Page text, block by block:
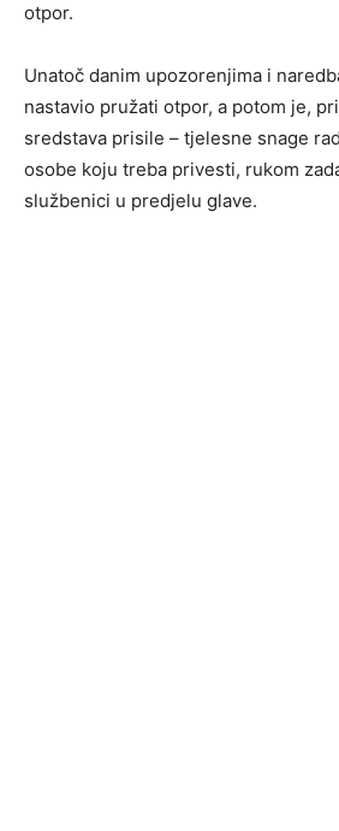
otpor.
Unatoč danim upozorenjima i
nastavio pružati otpor, a potom je,
sredstava prisile – tjelesne snage
osobe koju treba privesti, rukom
službenici u predjelu glave.